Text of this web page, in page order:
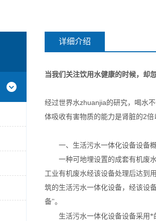
详细介绍
当我们关注饮用水健康的时候，却
经过世界水zhuanjia的研究，喝水
体吸收有害物质的能力是肾脏的2
一、 生活污水一体化设备设备
一种可地埋设置的成套有机废水
工业有机废水经该设备处理后达到
筑的生活污水一体化设备，经该设
备"。
生活污水一体化设备设备采用*